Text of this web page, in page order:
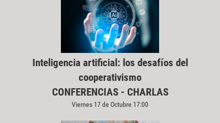
Inteligencia artificial: los desafíos del
cooperativismo
CONFERENCIAS - CHARLAS
Viernes 17 de Octubre 17:00